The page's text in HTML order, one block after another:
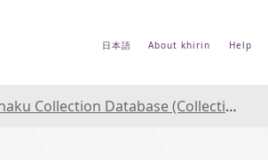
日本語 About khirin Help
Database (Collections Database of the National Museum of Japanese History)